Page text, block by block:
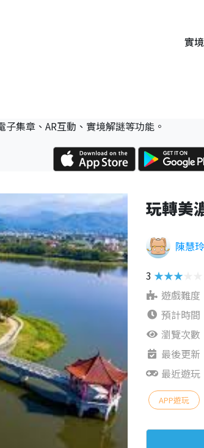
實
集章、AR互動、實境解謎等功能。
玩轉美
陳慧玲
3 ★★★★★
遊戲難度
預計時間
瀏覽次數
最後更新
最近遊玩
APP遊玩